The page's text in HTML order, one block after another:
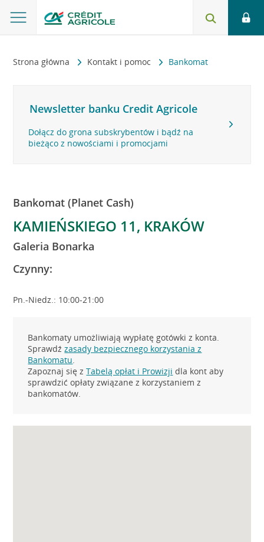
Strona główna Kontakt i pomoc Bankomat
Newsletter banku Credit Agricole
Dołącz do grona subskrybentów i bądź na
bieżąco z nowościami i promocjami
Bankomat (Planet Cash)
KAMIEŃSKIEGO 11, KRAKÓW
Galeria Bonarka
Czynny:
Pn.-Niedz.: 10:00-21:00
Bankomaty umożliwiają wypłatę gotówki z konta.
Sprawdźzasady bezpiecznego korzystania z
Bankomatu.
Zapoznaj się zTabelą opłat i Prowizji dla kont aby
sprawdzić opłaty związane z korzystaniem z
bankomatów.